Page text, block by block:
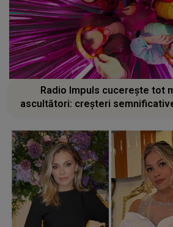
Radio Impuls cucerește tot
ascultători: creșteri